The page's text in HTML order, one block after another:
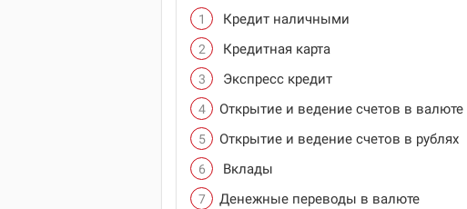
Кредит наличными
Кредитная карта
Экспресс кредит
Открытие и ведение счетов в валюте
Открытие и ведение счетов в рублях
Вклады
Денежные переводы в валюте